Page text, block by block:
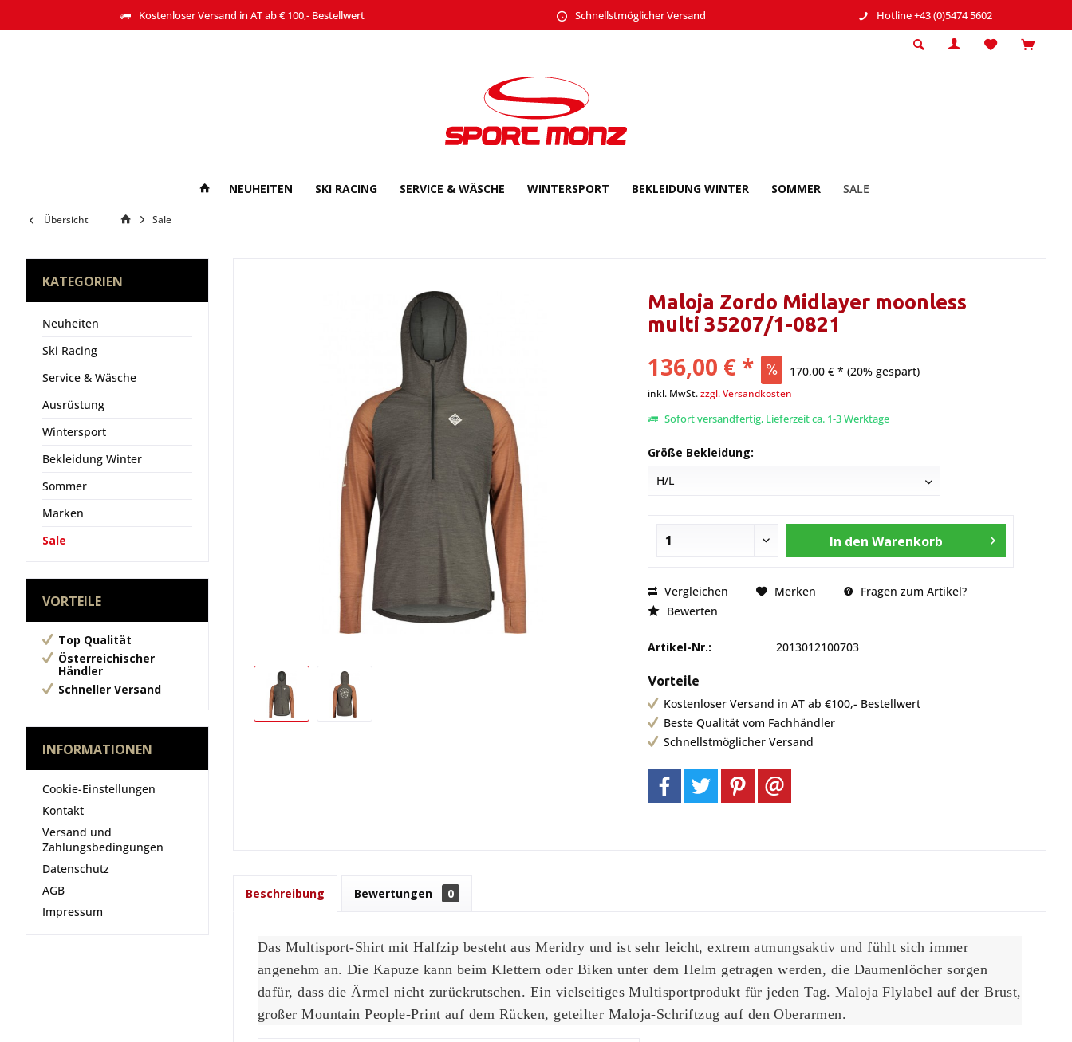
Kostenloser Versand in AT ab € 100,- Bestellwert Schnellstmöglicher Versand Hotline +43 (0)5474 5602
NEUHEITEN SKI RACING SERVICE & WÄSCHE WINTERSPORT BEKLEIDUNG WINTER SOMMER SALE
Übersicht Sale
KATEGORIEN
Neuheiten
Ski Racing
Service & Wäsche
Ausrüstung
Wintersport
Bekleidung Winter
Sommer
Marken
Sale
VORTEILE
Top Qualität
Österreichischer
Händler
Schneller Versand
INFORMATIONEN
Cookie-Einstellungen
Kontakt
Versand und
Zahlungsbedingungen
Datenschutz
AGB
Impressum
Maloja Zordo Midlayer moonless
multi 35207/1-0821
136,00 € * 170,00 € * (20% gespart)
inkl. MwSt.zzgl. Versandkosten
Sofort versandfertig, Lieferzeit ca. 1-3 Werktage
Größe Bekleidung:
In den Warenkorb
Vergleichen Merken
Fragen zum Artikel?
Bewerten
Artikel-Nr.: 2013012100703
Vorteile
Kostenloser Versand in AT ab €100,- Bestellwert
Beste Qualität vom Fachhändler
Schnellstmöglicher Versand
Beschreibung Bewertungen 0
Das Multisport-Shirt mit Halfzip besteht aus Meridry und ist sehr leicht, extrem atmungsaktiv und fühlt sich immer
angenehm an. Die Kapuze kann beim Klettern oder Biken unter dem Helm getragen werden, die Daumenlöcher sorgen
dafür, dass die Ärmel nicht zurückrutschen. Ein vielseitiges Multisportprodukt für jeden Tag. Maloja Flylabel auf der Brust,
großer Mountain People-Print auf dem Rücken, geteilter Maloja-Schriftzug auf den Oberarmen.